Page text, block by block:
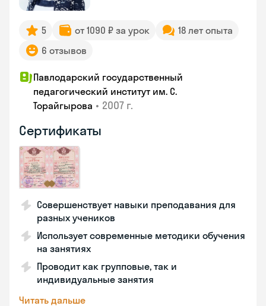
5 от 1090 ₽ за урок
18 лет опыта
6 отзывов
Павлодарский государственный
педагогический институт им. С.
Торайгырова • 2007 г.
Сертификаты
Совершенствует навыки преподавания для
разных учеников
Использует современные методики обучения
на занятиях
Проводит как групповые, так и
индивидуальные занятия
Читать дальше